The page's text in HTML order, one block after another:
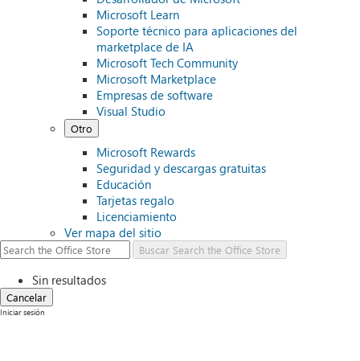
Microsoft Learn
Soporte técnico para aplicaciones del
marketplace de IA
Microsoft Tech Community
Microsoft Marketplace
Empresas de software
Visual Studio
Otro
Microsoft Rewards
Seguridad y descargas gratuitas
Educación
Tarjetas regalo
Licenciamiento
Ver mapa del sitio
Buscar Search the Office Store
Sin resultados
Cancelar
Iniciar sesión